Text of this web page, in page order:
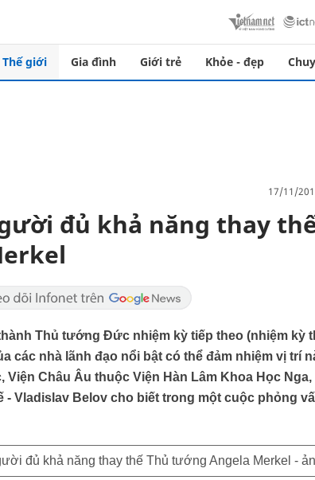
Thế giới Gia đình Giới trẻ Khỏe - đẹp
17/11/
đủ khả năng thay
Thủ tướng Đức nhiệm kỳ tiếp theo (nhiệm kỳ
các nhà lãnh đạo nổi bật có thể đảm nhiệm vị trí
Châu Âu thuộc Viện Hàn Lâm Khoa Học
- Vladislav Belov cho biết trong một cuộc phỏng